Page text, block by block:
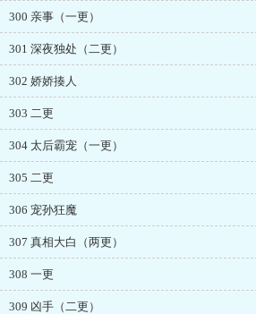
300 亲事（一更）
301 深夜独处（二更）
302 娇娇揍人
303 二更
304 太后霸宠（一更）
305 二更
306 宠孙狂魔
307 真相大白（两更）
308 一更
309 凶手（二更）